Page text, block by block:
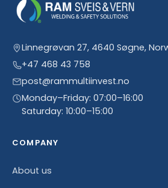
Linnegrøvan 27, 4640 Søgne,
+47 468 43 758
post@rammultiinvest.no
Monday–Friday: 07:00–16:00
Saturday: 10:00–15:00
COMPANY
About us